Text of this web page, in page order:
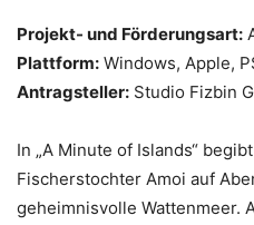
Projekt- und Förderungsart:
Plattform: Windows, Apple,
Antragsteller: Studio Fizbin
In „A Minute of Islands“
Fischerstochter Amoi auf
geheimnisvolle Wattenmeer.